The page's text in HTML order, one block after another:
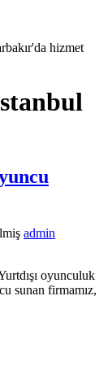
hizmet
admin
oyunculuk
sunan firmamız,